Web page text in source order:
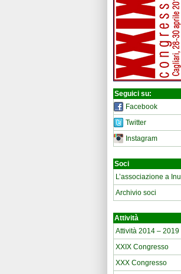
Seguici su:
Facebook
Twitter
Instagram
Soci
L’associazione a Inu
Archivio soci
Attività
Attività 2014 – 2019
XXIX Congresso
XXX Congresso